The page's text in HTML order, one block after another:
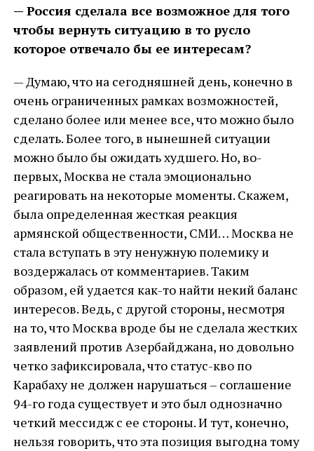
— Россия сделала все возможное для того
чтобы вернуть ситуацию в то русло
которое отвечало бы ее интересам?
— Думаю, что на сегодняшней день, конечно в
очень ограниченных рамках возможностей,
сделано более или менее все, что можно было
сделать. Более того, в нынешней ситуации
можно было бы ожидать худшего. Но, во-
первых, Москва не стала эмоционально
реагировать на некоторые моменты. Скажем,
была определенная жесткая реакция
армянской общественности, СМИ… Москва не
стала вступать в эту ненужную полемику и
воздержалась от комментариев. Таким
образом, ей удается как-то найти некий баланс
интересов. Ведь, с другой стороны, несмотря
на то, что Москва вроде бы не сделала жестких
заявлений против Азербайджана, но довольно
четко зафиксировала, что статус-кво по
Карабаху не должен нарушаться – соглашение
94-го года существует и это был однозначно
четкий мессидж с ее стороны. И тут, конечно,
нельзя говорить, что эта позиция выгодна тому